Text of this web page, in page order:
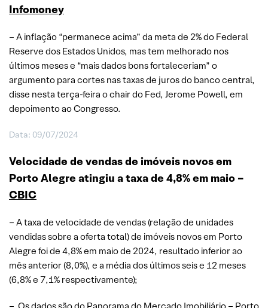
Infomoney
– A inflação “permanece acima” da meta de 2% do Federal
Reserve dos Estados Unidos, mas tem melhorado nos
últimos meses e “mais dados bons fortaleceriam” o
argumento para cortes nas taxas de juros do banco central,
disse nesta terça-feira o chair do Fed, Jerome Powell, em
depoimento ao Congresso.
Data: 09/07/2024
Velocidade de vendas de imóveis novos em
Porto Alegre atingiu a taxa de 4,8% em maio –
CBIC
– A taxa de velocidade de vendas (relação de unidades
vendidas sobre a oferta total) de imóveis novos em Porto
Alegre foi de 4,8% em maio de 2024, resultado inferior ao
mês anterior (8,0%), e a média dos últimos seis e 12 meses
(6,8% e 7,1% respectivamente);
– Os dados são do Panorama do Mercado Imobiliário – Porto